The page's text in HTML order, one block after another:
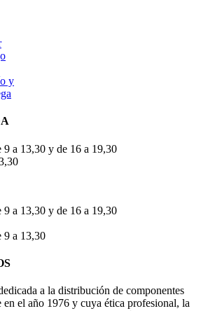
y
9 a 13,30 y de 16 a 19,30
9 a 13,30 y de 16 a 19,30
9 a 13,30
a la distribución de componentes
en el año 1976 y cuya ética profesional, la